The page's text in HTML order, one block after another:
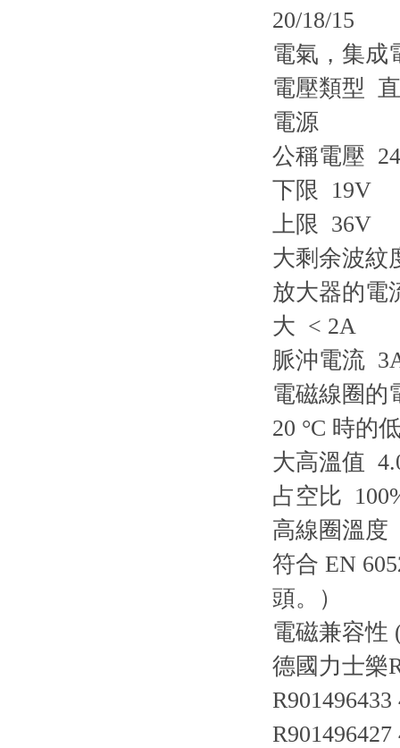
20/18/15
電氣，集成
電壓類型
電源
公稱電壓
下限 19V
上限 36V
大剩余波紋
放大器的電
大 < 2A
脈沖電流
電磁線圈的
20 °C 時的
大高溫值
占空比
高線圈溫度
符合 EN
頭。）
電磁兼容性
德國力士樂